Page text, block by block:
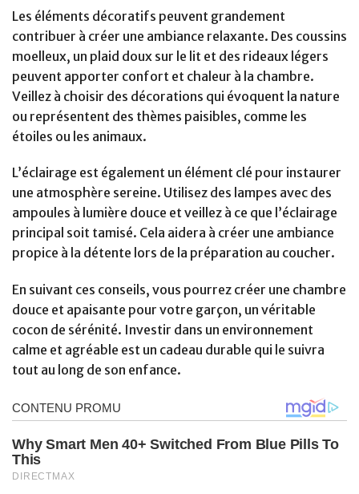
Les éléments décoratifs peuvent grandement
contribuer à créer une ambiance relaxante. Des coussins
moelleux, un plaid doux sur le lit et des rideaux légers
peuvent apporter confort et chaleur à la chambre.
Veillez à choisir des décorations qui évoquent la nature
ou représentent des thèmes paisibles, comme les
étoiles ou les animaux.
L’éclairage est également un élément clé pour instaurer
une atmosphère sereine. Utilisez des lampes avec des
ampoules à lumière douce et veillez à ce que l’éclairage
principal soit tamisé. Cela aidera à créer une ambiance
propice à la détente lors de la préparation au coucher.
En suivant ces conseils, vous pourrez créer une chambre
douce et apaisante pour votre garçon, un véritable
cocon de sérénité. Investir dans un environnement
calme et agréable est un cadeau durable qui le suivra
tout au long de son enfance.